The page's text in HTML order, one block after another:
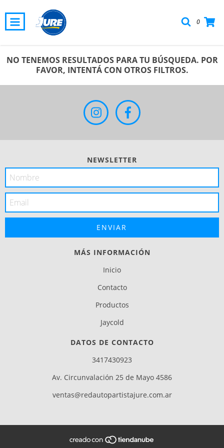
0
NO TENEMOS RESULTADOS PARA TU BÚSQUEDA. POR
FAVOR, INTENTÁ CON OTROS FILTROS.
NEWSLETTER
MÁS INFORMACIÓN
Inicio
Contacto
Productos
Jaycold
DATOS DE CONTACTO
3417430923
Av. Circunvalación 25 de Mayo 4586
ventas@redautopartistajure.com.ar